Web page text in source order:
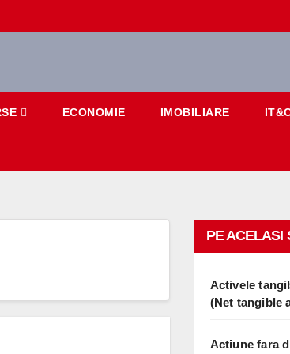
ECONOMIE IMOBILIARE
PE ACELASI
Activele
(Net tangible
Actiune fara